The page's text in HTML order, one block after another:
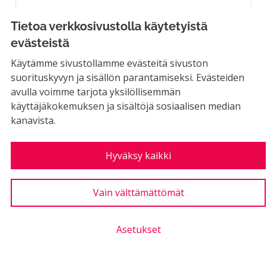
Tietoa verkkosivustolla käytetyistä
evästeistä
Käytämme sivustollamme evästeitä sivuston
suorituskyvyn ja sisällön parantamiseksi. Evästeiden
avulla voimme tarjota yksilöllisemmän
käyttäjäkokemuksen ja sisältöjä sosiaalisen median
kanavista.
Hyväksy kaikki
Vain välttämättömät
Asetukset
MAHDOLLINEN
Riihimäellä on upeita puistoja!
Niissä voisi olla myös perinteisiä marjapensaita
(herukat,...
Rajaa tulokset aihepiirin mukaan: Puistot ja luonto
Puistot ja luonto
LUONTIAIKA
1 Kannatus Kannatus poissa käytöstä
Karpaloviljelmä Sammaliston suolle